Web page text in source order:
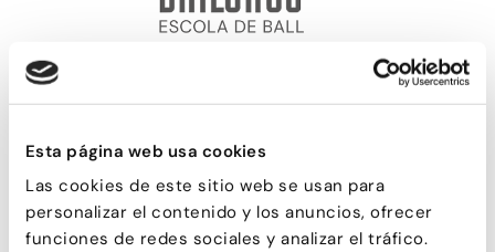
Esta página web usa cookies
Las cookies de este sitio web se usan para
personalizar el contenido y los anuncios, ofrecer
funciones de redes sociales y analizar el tráfico.
Passatge d'Utset, 11-13
08013 – Barcelona
932 471 602/